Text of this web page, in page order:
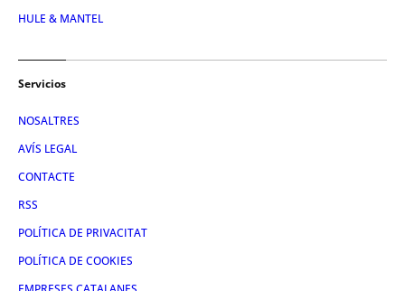
HULE & MANTEL
Servicios
NOSALTRES
AVÍS LEGAL
CONTACTE
RSS
POLÍTICA DE PRIVACITAT
POLÍTICA DE COOKIES